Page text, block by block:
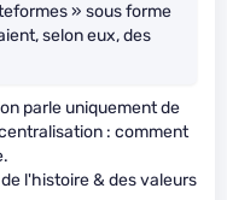
» sous forme
selon eux, des
parle uniquement de
: comment
l'histoire & des valeurs